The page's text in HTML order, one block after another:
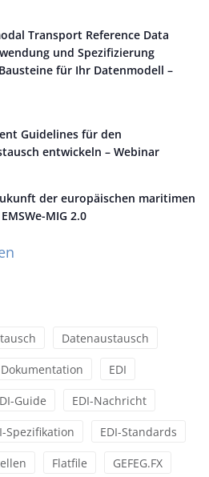
Transport Reference Data
und Spezifizierung
für Ihr Datenmodell –
Guidelines für den
entwickeln – Webinar
der europäischen maritimen
MIG 2.0
Datenaustausch
Dokumentation EDI
Guide EDI-Nachricht
Spezifikation EDI-Standards
Flatfile GEFEG.FX